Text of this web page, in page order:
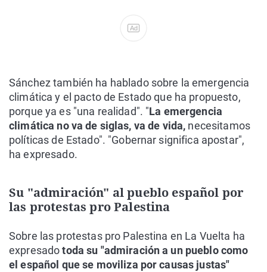
Ad
Sánchez también ha hablado sobre la emergencia
climática y el pacto de Estado que ha propuesto,
porque ya es "una realidad". "La emergencia
climática no va de siglas, va de vida, necesitamos
políticas de Estado". "Gobernar significa apostar",
ha expresado.
Su "admiración" al pueblo español por
las protestas pro Palestina
Sobre las protestas pro Palestina en La Vuelta ha
expresadotoda su "admiración a un pueblo como
el español que se moviliza por causas justas"